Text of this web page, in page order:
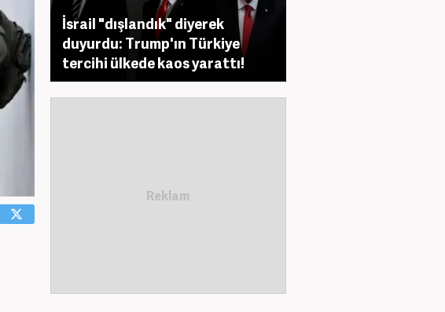
İsrail "dışlandık" diyerek
duyurdu: Trump'ın Türkiye
tercihi ülkede kaos yarattı!